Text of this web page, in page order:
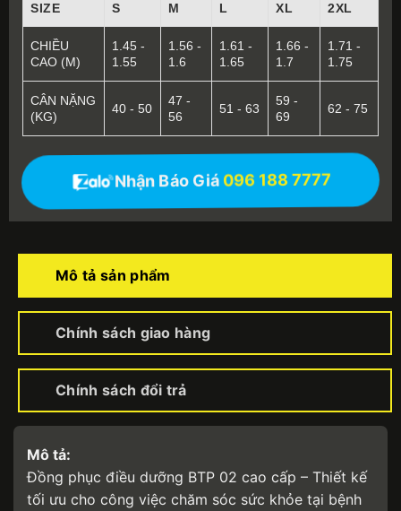
SIZE S M L XL 2XL
CHIỀU
CAO (M)
1.45 -
1.55
1.56 -
1.6
1.61 -
1.65
1.66 -
1.7
1.71 -
1.75
CÂN NẶNG
(KG)
40 - 50
47 -
56
51 - 63
59 -
69
62 - 75
Nhận Báo Giá 096 188 7777
Mô tả sản phẩm
Chính sách giao hàng
Chính sách đổi trả
Mô tả:
Đồng phục điều dưỡng BTP 02 cao cấp – Thiết kế
tối ưu cho công việc chăm sóc sức khỏe tại bệnh